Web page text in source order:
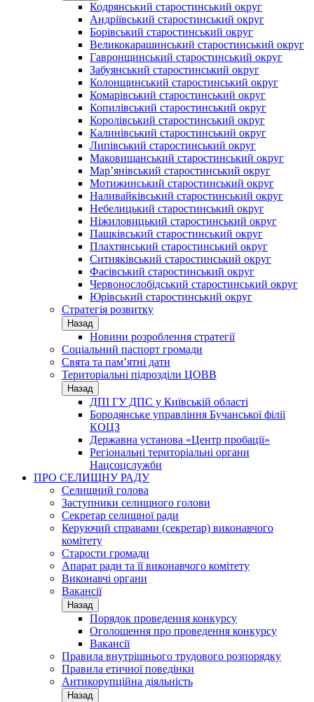
Кодрянський старостинський округ
Андріївський старостинський округ
Борівський старостинський округ
Великокарашинський старостинський округ
Гавронщинський старостинський округ
Забуянський старостинський округ
Колонщинський старостинський округ
Комарівський старостинський округ
Копилівський старостинський округ
Королівський старостинський округ
Калинівський старостинський округ
Липівський старостинський округ
Маковищанський старостинський округ
Мар’янівський старостинський округ
Мотижинський старостинський округ
Наливайківський старостинський округ
Небелицький старостинський округ
Ніжиловицький старостинський округ
Пашківський старостинський округ
Плахтянський старостинський округ
Ситняківський старостинський округ
Фасівський старостинський округ
Червонослобідський старостинський округ
Юрівський старостинський округ
Стратегія розвитку
Назад
Новини розроблення стратегії
Соціальний паспорт громади
Свята та пам’ятні дати
Територіальні підрозділи ЦОВВ
Назад
ДПІ ГУ ДПС у Київській області
Бородянське управління Бучанської філії
КОЦЗ
Державна установа «Центр пробації»
Регіональні територіальні органи
Нацсоцслужби
ПРО СЕЛИЩНУ РАДУ
Селищний голова
Заступники селищного голови
Секретар селищної ради
Керуючий справами (секретар) виконавчого
комітету
Старости громади
Апарат ради та її виконавчого комітету
Виконавчі органи
Вакансії
Назад
Порядок проведення конкурсу
Оголошення про проведення конкурсу
Вакансії
Правила внутрішнього трудового розпорядку
Правила етичної поведінки
Антикорупційна діяльність
Назад